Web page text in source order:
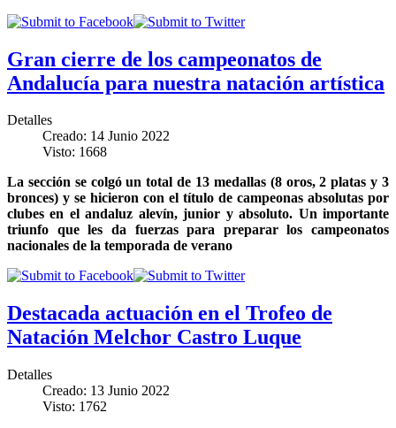
Gran cierre de los campeonatos de
Andalucía para nuestra natación artística
Detalles
Creado: 14 Junio 2022
Visto: 1668
La sección se colgó un total de 13 medallas (8 oros, 2 platas y 3
bronces) y se hicieron con el título de campeonas absolutas por
clubes en el andaluz alevín, junior y absoluto. Un importante
triunfo que les da fuerzas para preparar los campeonatos
nacionales de la temporada de verano
Destacada actuación en el Trofeo de
Natación Melchor Castro Luque
Detalles
Creado: 13 Junio 2022
Visto: 1762